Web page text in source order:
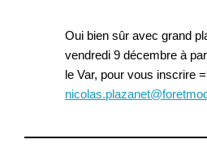
Oui bien sûr avec grand
vendredi 9 décembre à
le Var, pour vous inscrire